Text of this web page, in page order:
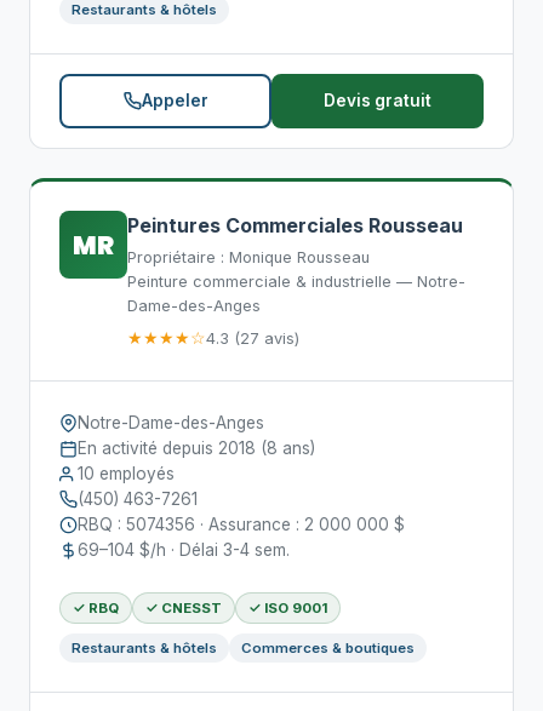
Restaurants & hôtels
Appeler Devis gratuit
MR
Peintures Commerciales Rousseau
Propriétaire : Monique Rousseau
Peinture commerciale & industrielle — Notre-
Dame-des-Anges
★★★★☆4.3 (27 avis)
Notre-Dame-des-Anges
En activité depuis 2018 (8 ans)
10 employés
(450) 463-7261
RBQ : 5074356 · Assurance : 2 000 000 $
69–104 $/h · Délai 3-4 sem.
✓ RBQ ✓ CNESST ✓ ISO 9001
Restaurants & hôtels Commerces & boutiques